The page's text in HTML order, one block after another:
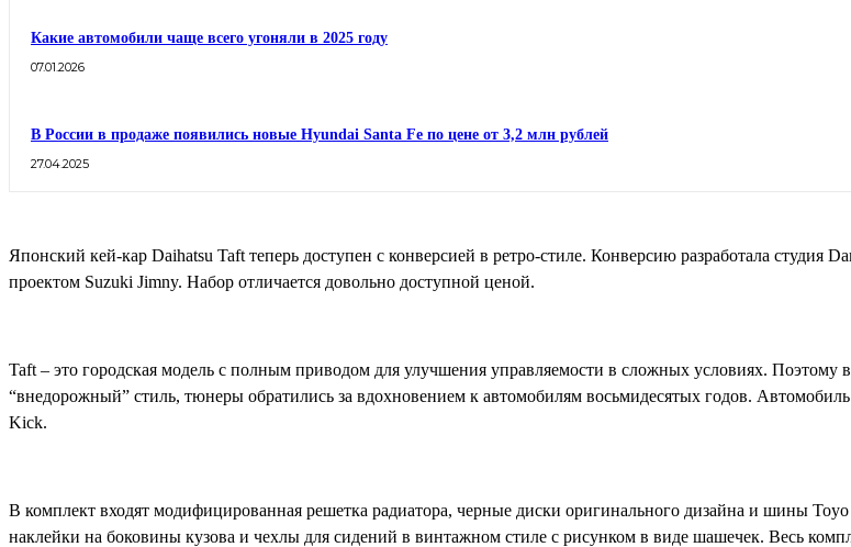
Какие автомобили чаще всего угоняли в 2025 году
07.01.2026
В России в продаже появились новые Hyundai Santa Fe по цене от 3,2 млн рублей
27.04.2025
Японский кей-кар Daihatsu Taft теперь доступен с конверсией в ретро-стиле. Конверсию разработала студия
проектом Suzuki Jimny. Набор отличается довольно доступной ценой.
Taft – это городская модель с полным приводом для улучшения управляемости в сложных условиях. Поэтому
“внедорожный” стиль, тюнеры обратились за вдохновением к автомобилям восьмидесятых годов. Автомобиль
Kick.
В комплект входят модифицированная решетка радиатора, черные диски оригинального дизайна и шины
наклейки на боковины кузова и чехлы для сидений в винтажном стиле с рисунком в виде шашечек. Весь